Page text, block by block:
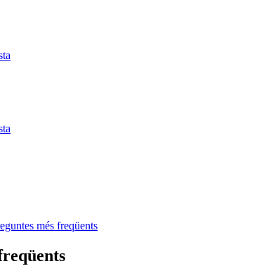
més freqüents